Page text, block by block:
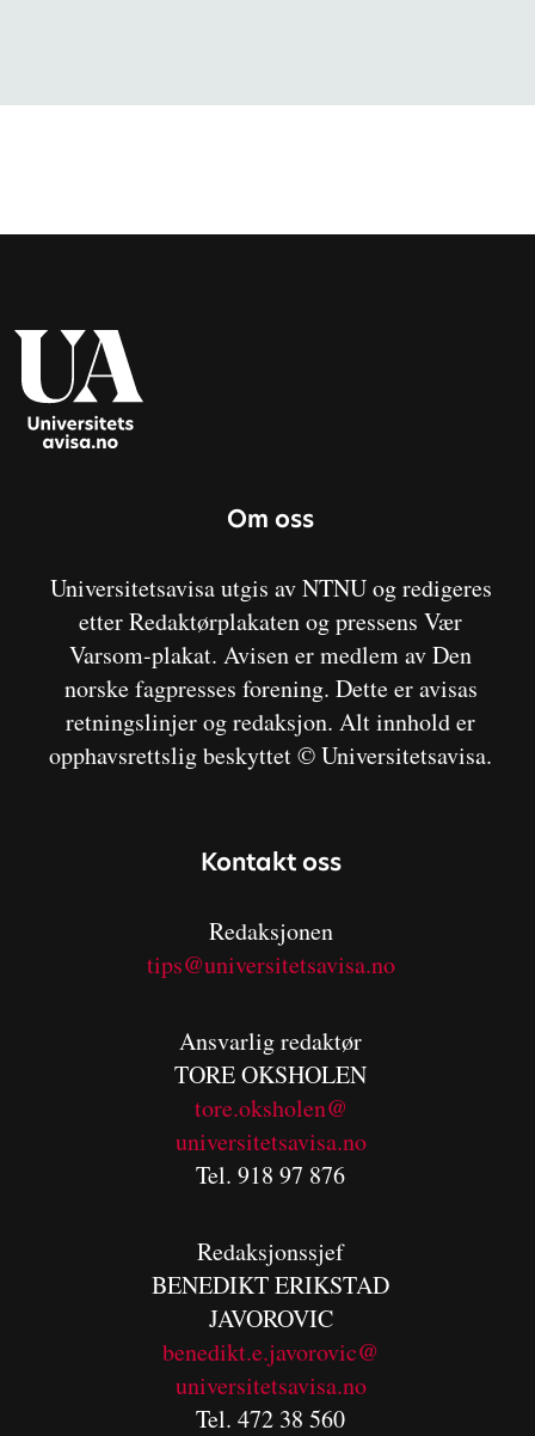
Om oss
Universitetsavisa utgis av NTNU og redigeres
etter Redaktørplakaten og pressens Vær
Varsom-plakat. Avisen er medlem av Den
norske fagpresses forening. Dette er avisas
retningslinjer og redaksjon. Alt innhold er
opphavsrettslig beskyttet © Universitetsavisa.
Kontakt oss
Redaksjonen
tips@universitetsavisa.no
Ansvarlig redaktør
TORE OKSHOLEN
tore.oksholen@
universitetsavisa.no
Tel. 918 97 876
Redaksjonssjef
BENEDIKTERIKSTAD
JAVOROVIC
benedikt.e.javorovic@
universitetsavisa.no
Tel. 472 38 560